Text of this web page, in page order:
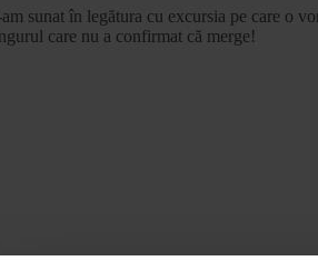
sunat în legătura cu excursia pe care o
care nu a confirmat că merge!